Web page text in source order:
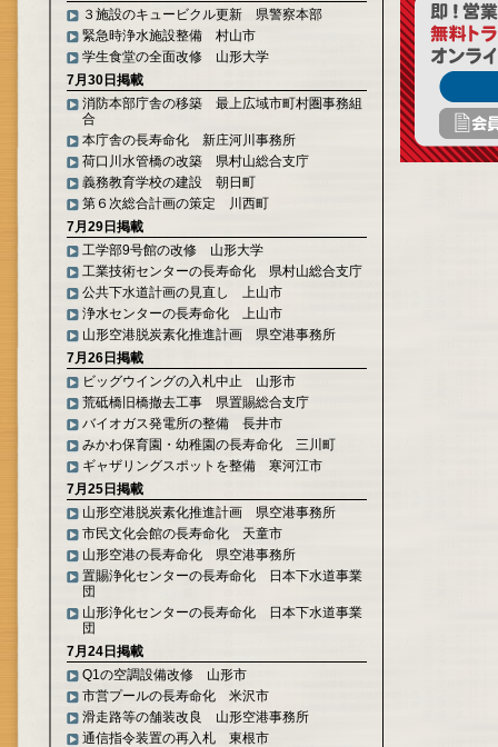
３施設のキュービクル更新 県警察本部
緊急時浄水施設整備 村山市
学生食堂の全面改修 山形大学
7月30日掲載
消防本部庁舎の移築 最上広域市町村圏事務組
合
本庁舎の長寿命化 新庄河川事務所
荷口川水管橋の改築 県村山総合支庁
義務教育学校の建設 朝日町
第６次総合計画の策定 川西町
7月29日掲載
工学部9号館の改修 山形大学
工業技術センターの長寿命化 県村山総合支庁
公共下水道計画の見直し 上山市
浄水センターの長寿命化 上山市
山形空港脱炭素化推進計画 県空港事務所
7月26日掲載
ビッグウイングの入札中止 山形市
荒砥橋旧橋撤去工事 県置賜総合支庁
バイオガス発電所の整備 長井市
みかわ保育園・幼稚園の長寿命化 三川町
ギャザリングスポットを整備 寒河江市
7月25日掲載
山形空港脱炭素化推進計画 県空港事務所
市民文化会館の長寿命化 天童市
山形空港の長寿命化 県空港事務所
置賜浄化センターの長寿命化 日本下水道事業
団
山形浄化センターの長寿命化 日本下水道事業
団
7月24日掲載
Q1の空調設備改修 山形市
市営プールの長寿命化 米沢市
滑走路等の舗装改良 山形空港事務所
通信指令装置の再入札 東根市